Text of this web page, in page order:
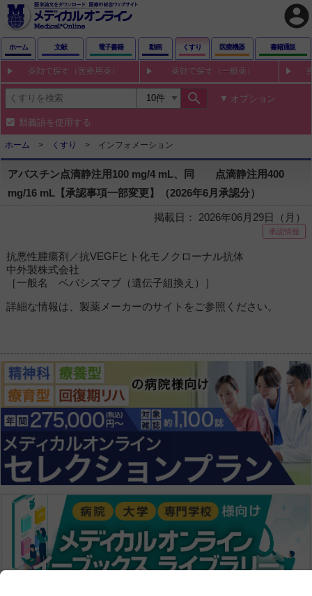
account_circle
ホーム 文献 電子書籍 動画 くすり 医療機器 書籍通販
薬効で探す（医療用薬） 薬効で探す（一般薬）
search オプション
類義語を使用する
ホーム くすり インフォメーション
アバスチン点滴静注用100 mg/4 mL、同 点滴静注用400
mg/16 mL【承認事項一部変更】（2026年6月承認分）
掲載日： 2026年06月29日（月）
承認情報
抗悪性腫瘍剤／抗VEGFヒト化モノクローナル抗体
中外製株式会社
［一般名 ベバシズマブ（遺伝子組換え）］
詳細な情報は、製薬メーカーのサイトをご参照ください。